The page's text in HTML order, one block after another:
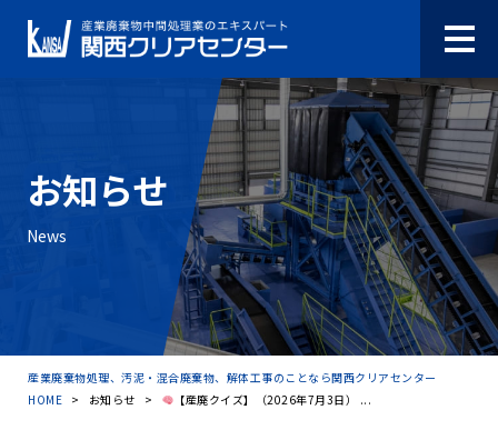
お知らせ
News
産業廃棄物処理、汚泥・混合廃棄物、解体工事のことなら関西クリアセンター
HOME > お知らせ > 【産廃クイズ】（2026年7月3日） ...